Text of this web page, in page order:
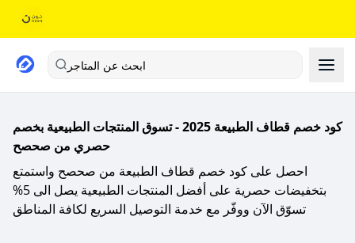
ابحث عن المتاجر
كود خصم قطاف الطبيعة 2025 - تسوق المنتجات الطبيعية بخصم
حصري من صحصح
احصل على كود خصم قطاف الطبيعة من صحصح واستمتع
بتخفيضات حصرية على أفضل المنتجات الطبيعية يصل الى 5%
تسوّق الآن ووفّر مع خدمة التوصيل السريع لكافة المناطق